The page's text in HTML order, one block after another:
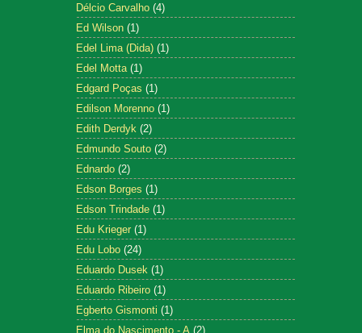
Délcio Carvalho (4)
Ed Wilson (1)
Edel Lima (Dida) (1)
Edel Motta (1)
Edgard Poças (1)
Edilson Morenno (1)
Edith Derdyk (2)
Edmundo Souto (2)
Ednardo (2)
Edson Borges (1)
Edson Trindade (1)
Edu Krieger (1)
Edu Lobo (24)
Eduardo Dusek (1)
Eduardo Ribeiro (1)
Egberto Gismonti (1)
Elma do Nascimento - A (2)